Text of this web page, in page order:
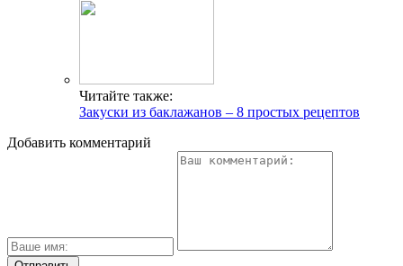
Читайте также:
Закуски из баклажанов – 8 простых рецептов
Добавить комментарий